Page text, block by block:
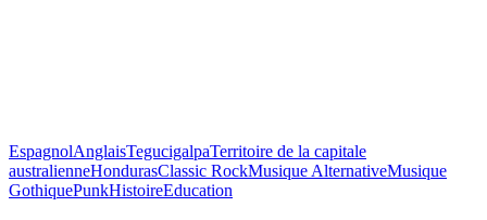
EspagnolAnglaisTegucigalpaTerritoire de la capitale
australienneHondurasClassic RockMusique AlternativeMusique
GothiquePunkHistoireEducation